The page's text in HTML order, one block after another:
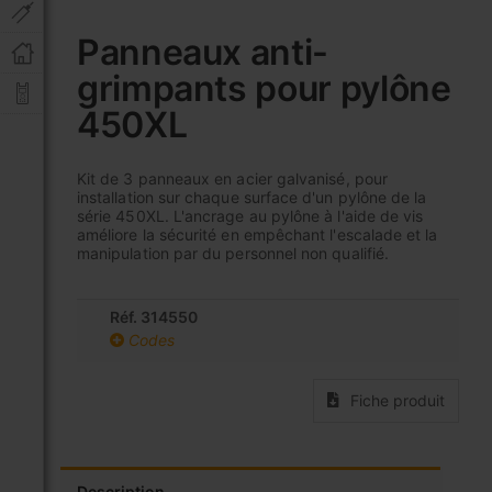
Panneaux anti-
grimpants pour pylône
450XL
Kit de 3 panneaux en acier galvanisé, pour
installation sur chaque surface d'un pylône de la
série 450XL. L'ancrage au pylône à l'aide de vis
améliore la sécurité en empêchant l'escalade et la
manipulation par du personnel non qualifié.
Réf. 314550
Codes
Fiche produit
the
beginning
of
the
gallery